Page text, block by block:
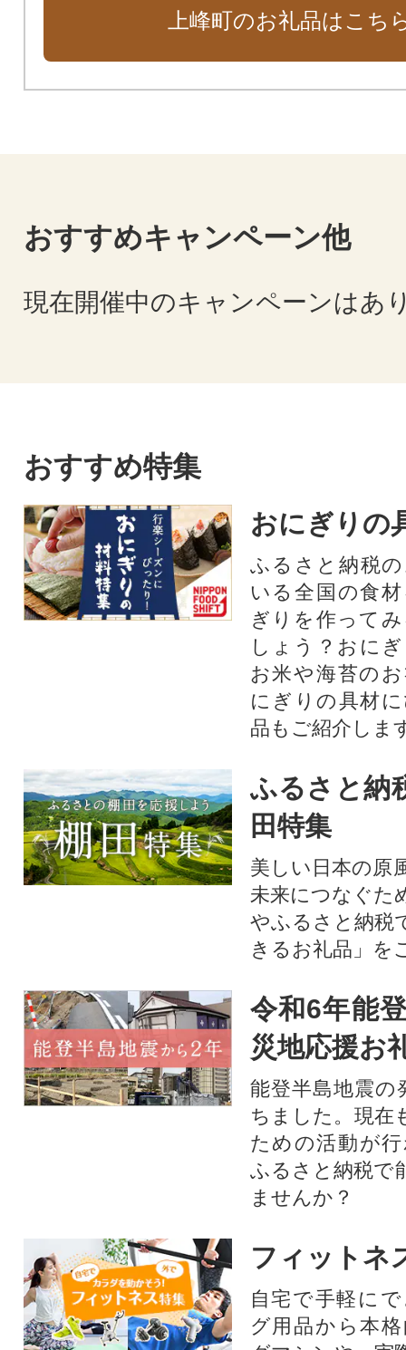
上峰町のお礼品はこち
おすすめキャンペーン他
現在開催中のキャンペーンはあ
おすすめ特集
おにぎりの
ふるさと納税
いる全国の食
ぎりを作って
しょう？おに
お米や海苔の
にぎりの具材
品もご紹介しま
ふるさと納
田特集
美しい日本の原
未来につなぐた
やふるさと納税
きるお礼品」を
令和6年能
災地応援お
能登半島地震の
ちました。現在
ための活動が
ふるさと納税で
ませんか？
フィットネ
自宅で手軽に
グ用品から本